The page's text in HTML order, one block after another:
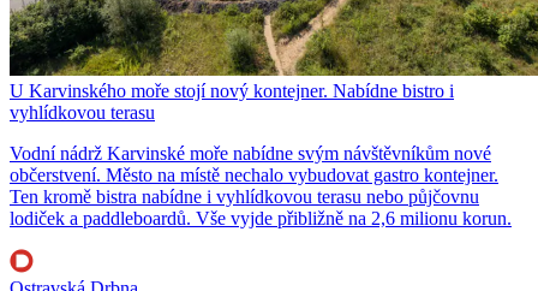
U Karvinského moře stojí nový kontejner. Nabídne bistro i
vyhlídkovou terasu
Vodní nádrž Karvinské moře nabídne svým návštěvníkům nové
občerstvení. Město na místě nechalo vybudovat gastro kontejner.
Ten kromě bistra nabídne i vyhlídkovou terasu nebo půjčovnu
lodiček a paddleboardů. Vše vyjde přibližně na 2,6 milionu korun.